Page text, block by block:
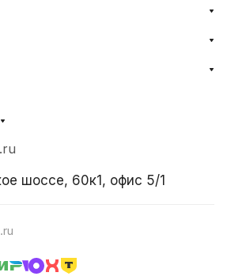
шоссе, 60к1, офис 5/1